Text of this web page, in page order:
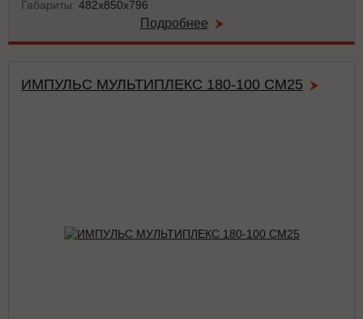
Габариты: 482х850х796
Подробнее
ИМПУЛЬС МУЛЬТИПЛЕКС 180-100 СМ25